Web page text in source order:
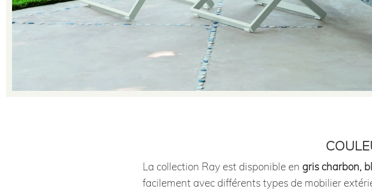
La collection Ray est disponible en gris charbon,
facilement avec différents types de mobilier